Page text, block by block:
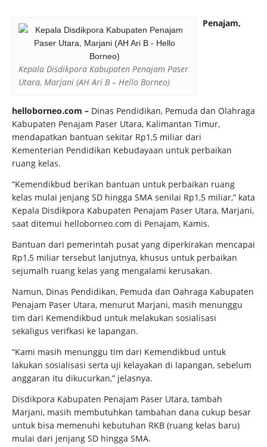
Kepala Disdikpora Kabupaten Penajam Paser
Utara, Marjani (AH Ari B – Hello Borneo)
Penajam,
helloborneo.com – Dinas Pendidikan, Pemuda dan Olahraga
Kabupaten Penajam Paser Utara, Kalimantan Timur,
mendapatkan bantuan sekitar Rp1,5 miliar dari
Kementerian Pendidikan Kebudayaan untuk perbaikan
ruang kelas.
“Kemendikbud berikan bantuan untuk perbaikan ruang
kelas mulai jenjang SD hingga SMA senilai Rp1,5 miliar,” kata
Kepala Disdikpora Kabupaten Penajam Paser Utara, Marjani,
saat ditemui helloborneo.com di Penajam, Kamis.
Bantuan dari pemerintah pusat yang diperkirakan mencapai
Rp1,5 miliar tersebut lanjutnya, khusus untuk perbaikan
sejumalh ruang kelas yang mengalami kerusakan.
Namun, Dinas Pendidikan, Pemuda dan Oahraga Kabupaten
Penajam Paser Utara, menurut Marjani, masih menunggu
tim dari Kemendikbud untuk melakukan sosialisasi
sekaligus verifkasi ke lapangan.
“Kami masih menunggu tim dari Kemendikbud untuk
lakukan sosialisasi serta uji kelayakan di lapangan, sebelum
anggaran itu dikucurkan,” jelasnya.
Disdikpora Kabupaten Penajam Paser Utara, tambah
Marjani, masih membutuhkan tambahan dana cukup besar
untuk bisa memenuhi kebutuhan RKB (ruang kelas baru)
mulai dari jenjang SD hingga SMA.